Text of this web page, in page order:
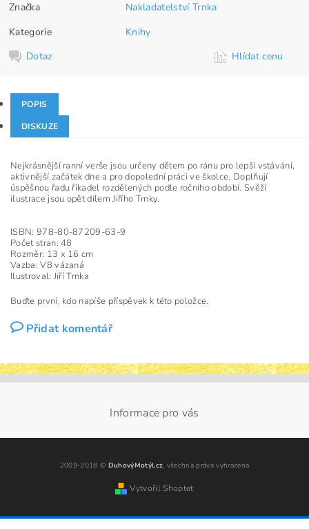
Značka
Nakladatelství Trnka
Kategorie
Knihy
Dotaz
Hlídat cenu
POPIS
DISKUZE
Nejkrásnější ranní verše jsou určeny dětem po ránu pro lepší vstávání,
aktivnější začátek dne a pro dopolední práci ve školce. Doplňují
úspěšnou řadu říkadel rozdělených podle ročního období. Svěží
ilustrace jsou opět dílem Jiřího Trnky.
ISBN: 978-80-87209-63-9
Počet stran: 48
Rozměr: 13 x 16 cm
Vazba: V8 vázaná
Ilustroval: Jiří Trnka
Buďte první, kdo napíše příspěvek k této položce.
Přidat komentář
Informace pro vás
2009-2018 © DuhovýMotýl.cz, všechna práva vyhrazena
Vytvořil Shoptet